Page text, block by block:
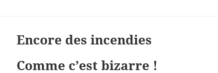
Encore des incendies
Comme c’est bizarre !